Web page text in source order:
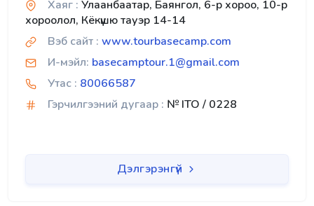
Хаяг : Улаанбаатар, Баянгол, 6-р хороо, 10-р
хороолол, Кёкүшю тауэр 14-14
Вэб сайт : www.tourbasecamp.com
И-мэйл: basecamptour.1@gmail.com
Утас : 80066587
Гэрчилгээний дугаар : № ITO / 0228
Дэлгэрэнгүй